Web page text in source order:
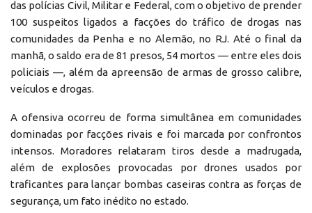
das polícias Civil, Militar e Federal, com o objetivo de prender
100 suspeitos ligados a facções do tráfico de drogas nas
comunidades da Penha e no Alemão, no RJ. Até o final da
manhã, o saldo era de 81 presos, 54 mortos — entre eles dois
policiais —, além da apreensão de armas de grosso calibre,
veículos e drogas.
A ofensiva ocorreu de forma simultânea em comunidades
dominadas por facções rivais e foi marcada por confrontos
intensos. Moradores relataram tiros desde a madrugada,
além de explosões provocadas por drones usados por
traficantes para lançar bombas caseiras contra as forças de
segurança, um fato inédito no estado.